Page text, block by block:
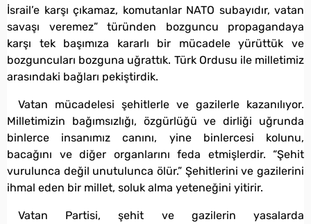
İsrail’e karşı çıkamaz, komutanlar NATO subayıdır, vatan
savaşı veremez” türünden bozguncu propagandaya
karşı tek başımıza kararlı bir mücadele yürüttük ve
bozguncuları bozguna uğrattık. Türk Ordusu ile milletimiz
arasındaki bağları pekiştirdik.
Vatan mücadelesi şehitlerle ve gazilerle kazanılıyor.
Milletimizin bağımsızlığı, özgürlüğü ve dirliği uğrunda
binlerce insanımız canını, yine binlercesi kolunu,
bacağını ve diğer organlarını feda etmişlerdir. “Şehit
vurulunca değil unutulunca ölür.” Şehitlerini ve gazilerini
ihmal eden bir millet, soluk alma yeteneğini yitirir.
Vatan Partisi, şehit ve gazilerin yasalarda